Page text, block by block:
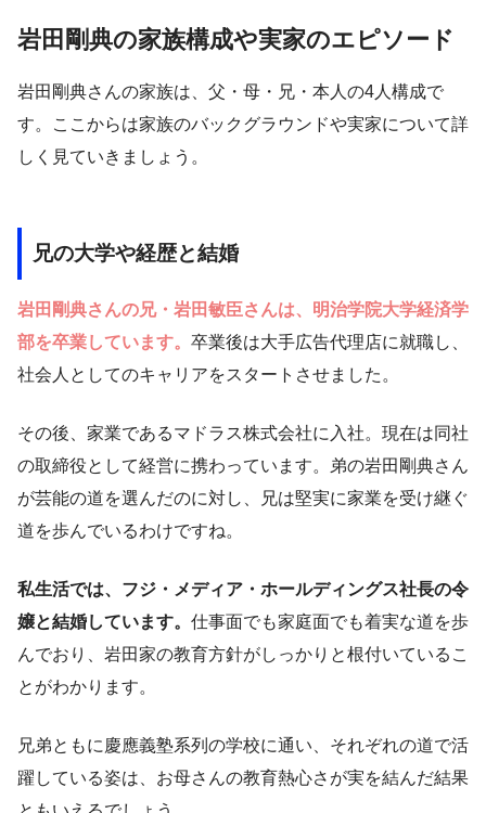
岩田剛典の家族構成や実家のエピソード
岩田剛典さんの家族は、父・母・兄・本人の4人構成で
す。ここからは家族のバックグラウンドや実家について詳
しく見ていきましょう。
兄の大学や経歴と結婚
岩田剛典さんの兄・岩田敏臣さんは、明治学院大学経済学
部を卒業しています。 卒業後は大手広告代理店に就職し、
社会人としてのキャリアをスタートさせました。
その後、家業であるマドラス株式会社に入社。現在は同社
の取締役として経営に携わっています。弟の岩田剛典さん
が芸能の道を選んだのに対し、兄は堅実に家業を受け継ぐ
道を歩んでいるわけですね。
私生活では、フジ・メディア・ホールディングス社長の令
嬢と結婚しています。 仕事面でも家庭面でも着実な道を歩
んでおり、岩田家の教育方針がしっかりと根付いているこ
とがわかります。
兄弟ともに慶應義塾系列の学校に通い、それぞれの道で活
躍している姿は、お母さんの教育熱心さが実を結んだ結果